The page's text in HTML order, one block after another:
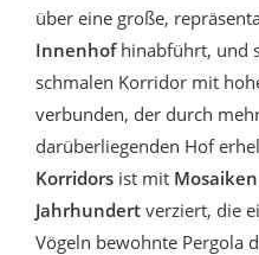
über eine große,
Innenhofhinabführt, und
schmalen Korridor mit
verbunden, der durch
darüberliegenden Hof
Korridors ist mit Mosaiken
Jahrhundert verziert, die
Vögeln bewohnte Pergola